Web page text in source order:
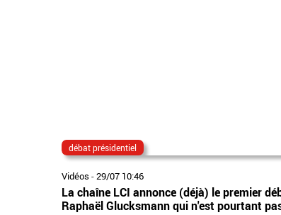
débat présidentiel
Vidéos -29/07 10:46
La chaîne LCI annonce (déjà) le premier
Raphaël Glucksmann qui n'est pourtant